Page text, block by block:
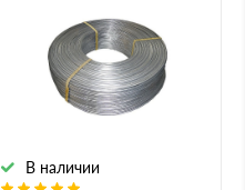
В наличии